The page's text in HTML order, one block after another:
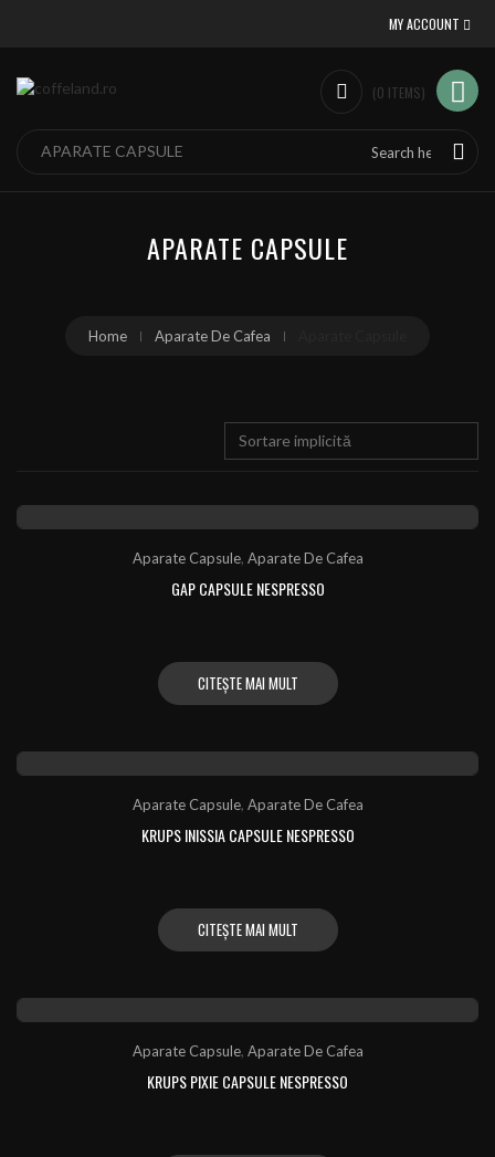
MY ACCOUNT
(0 ITEMS)
APARATE CAPSULE
Home Aparate De Cafea
Aparate Capsule, Aparate De Cafea
GAP CAPSULE NESPRESSO
CITEȘTE MAI MULT
Aparate Capsule, Aparate De Cafea
KRUPS INISSIA CAPSULE NESPRESSO
CITEȘTE MAI MULT
Aparate Capsule, Aparate De Cafea
KRUPS PIXIE CAPSULE NESPRESSO